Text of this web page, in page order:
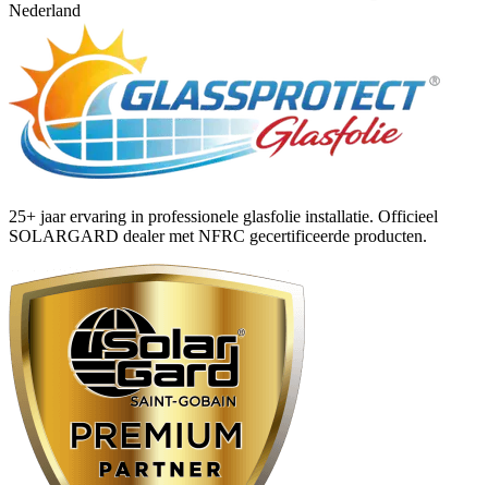
Nederland
25+ jaar ervaring in professionele glasfolie installatie. Officieel
SOLARGARD dealer met NFRC gecertificeerde producten.